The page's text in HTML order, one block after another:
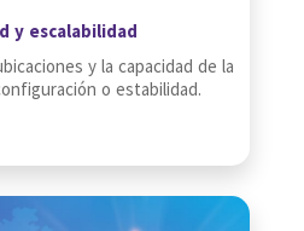
y escalabilidad
y la capacidad de la
o estabilidad.